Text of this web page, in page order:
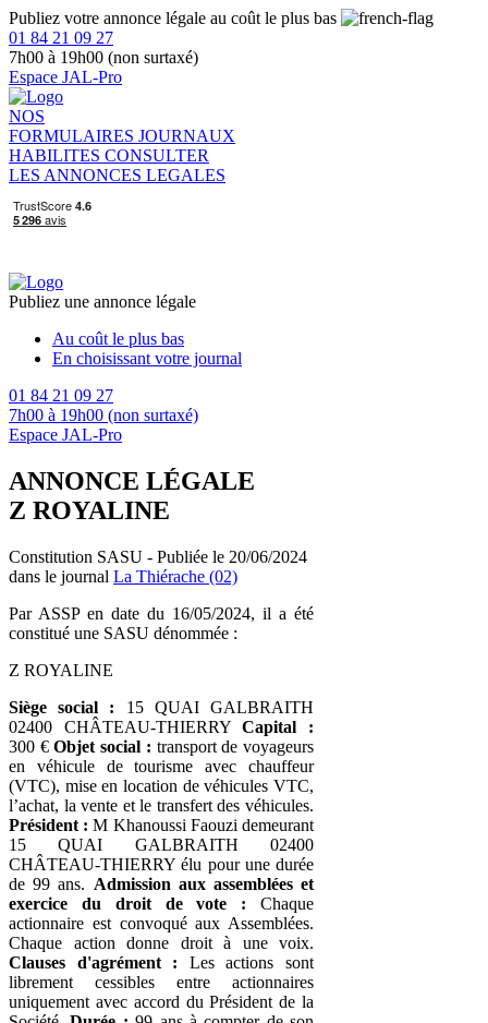
Publiez votre annonce légale au coût le plus bas
01 84 21 09 27
7h00 à 19h00 (non surtaxé)
Espace JAL-Pro
NOS
FORMULAIRES JOURNAUX
HABILITES CONSULTER
LES ANNONCES LEGALES
Publiez une annonce légale
Au coût le plus bas
En choisissant votre journal
01 84 21 09 27
7h00 à 19h00 (non surtaxé)
Espace JAL-Pro
ANNONCE LÉGALE
Z ROYALINE
Constitution SASU - Publiée le 20/06/2024
dans le journal La Thiérache (02)
Par ASSP en date du 16/05/2024, il a été
constitué une SASU dénommée :
Z ROYALINE
Siège social : 15 QUAI GALBRAITH
02400 CHÂTEAU-THIERRYCapital :
300 €Objet social : transport de voyageurs
en véhicule de tourisme avec chauffeur
(VTC), mise en location de véhicules VTC,
l’achat, la vente et le transfert des véhicules.
Président : M Khanoussi Faouzi demeurant
15 QUAI GALBRAITH 02400
CHÂTEAU-THIERRY élu pour une durée
de 99 ans. Admission aux assemblées et
exercice du droit de vote : Chaque
actionnaire est convoqué aux Assemblées.
Chaque action donne droit à une voix.
Clauses d'agrément : Les actions sont
librement cessibles entre actionnaires
uniquement avec accord du Président de la